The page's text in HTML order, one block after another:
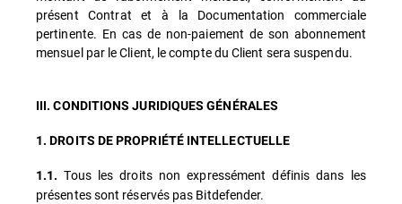
présent Contrat et à la Documentation commerciale
pertinente. En cas de non-paiement de son abonnement
mensuel par le Client, le compte du Client sera suspendu.
III. CONDITIONS JURIDIQUES GÉNÉRALES
1. DROITS DE PROPRIÉTÉ INTELLECTUELLE
1.1. Tous les droits non expressément définis dans les
présentes sont réservés pas Bitdefender.